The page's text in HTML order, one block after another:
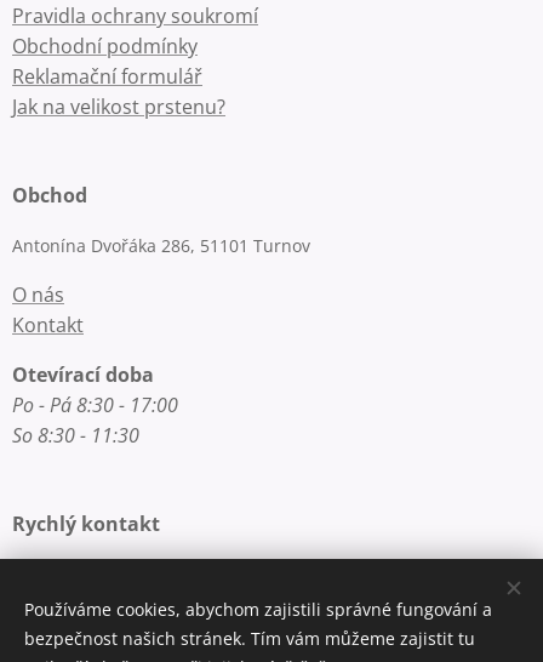
Pravidla ochrany soukromí
Obchodní podmínky
Reklamační formulář
Jak na velikost prstenu?
Obchod
Antonína Dvořáka 286, 51101 Turnov
O nás
Kontakt
Otevírací doba
Po - Pá 8:30 - 17:00
So 8:30 - 11:30
Rychlý kontakt
Telefon: +420 777 200 250
Používáme cookies, abychom zajistili správné fungování a
bezpečnost našich stránek. Tím vám můžeme zajistit tu